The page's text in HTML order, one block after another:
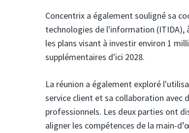
Concentrix a également souligné sa
technologies de l'information (ITIDA),
les plans visant à investir environ 1
supplémentaires d'ici 2028.
La réunion a également exploré
service client et sa collaboration avec
professionnels. Les deux parties ont
aligner les compétences de la main-